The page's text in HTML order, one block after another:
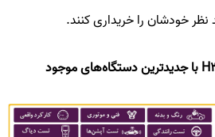
خودشان را خریداری کنند.